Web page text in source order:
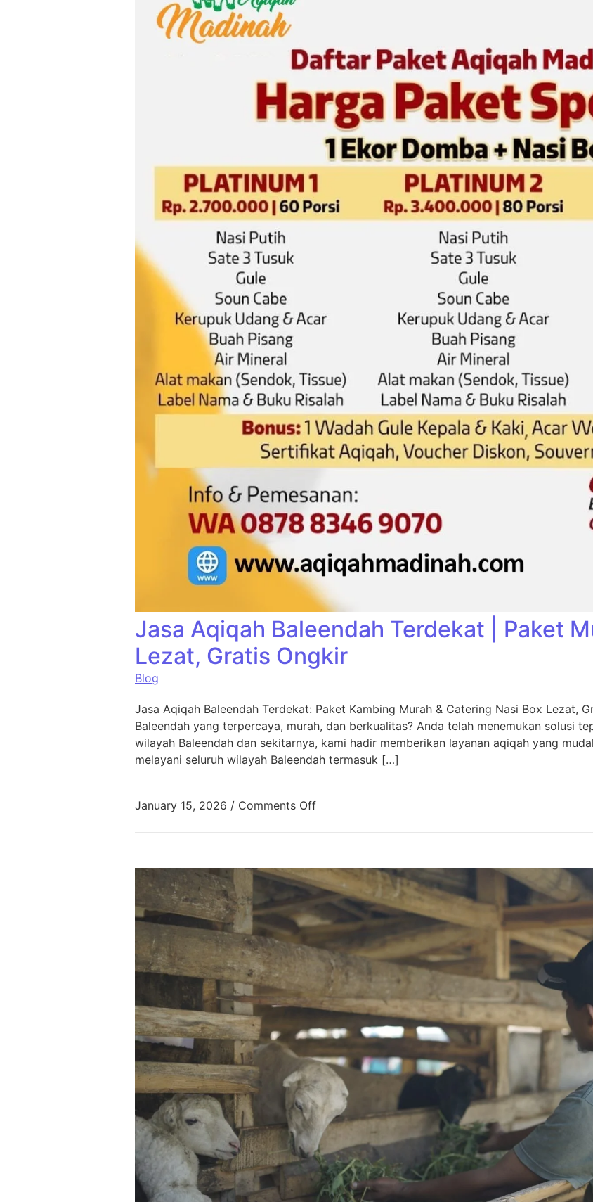
Jasa Aqiqah Baleendah Terdekat | Paket
Lezat, Gratis Ongkir
Blog
Jasa Aqiqah Baleendah Terdekat: Paket Kambing Murah & Catering Nasi Box Lezat,
Baleendah yang terpercaya, murah, dan berkualitas? Anda telah menemukan solusi
wilayah Baleendah dan sekitarnya, kami hadir memberikan layanan aqiqah yang
melayani seluruh wilayah Baleendah termasuk […]
January 15, 2026 / Comments Off